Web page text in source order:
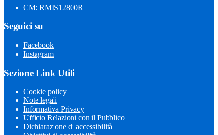
CM: RMIS12800R
Seguici su
Facebook
Instagram
Sezione Link Utili
Cookie policy
Note legali
Informativa Privacy
Ufficio Relazioni con il Pubblico
Dichiarazione di accessibilità